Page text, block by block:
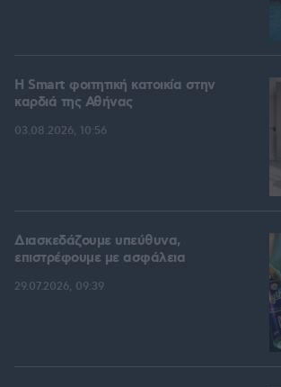
Η Smart φοιτητική κατοικία στην
καρδιά της Αθήνας
03.08.2026, 10:56
Διασκεδάζουμε υπεύθυνα,
επιστρέφουμε με ασφάλεια
29.07.2026, 09:39